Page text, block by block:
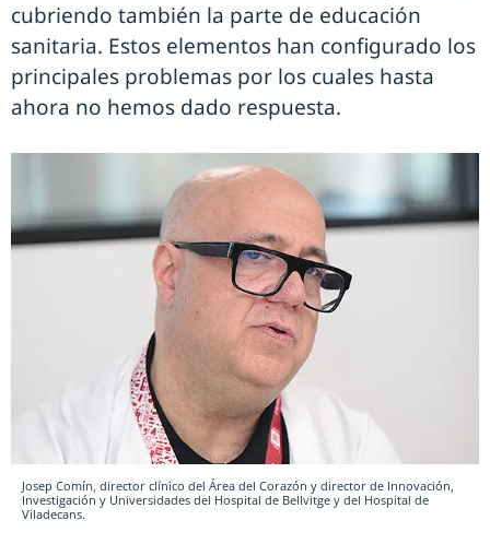
cubriendo también la parte de educación
sanitaria. Estos elementos han configurado los
principales problemas por los cuales hasta
ahora no hemos dado respuesta.
Josep Comín, director clínico del Área del Corazón y director de Innovación,
Investigación y Universidades del Hospital de Bellvitge y del Hospital de
Viladecans.